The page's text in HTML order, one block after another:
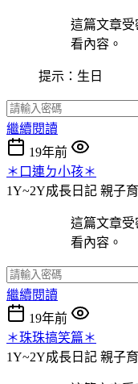
這篇文章
看內容。
提示：生日
繼續閱讀
19年前
＊口連ㄉ小孩＊
1Y~2Y成長日記 親子
這篇文章
看內容。
繼續閱讀
19年前
＊珠珠搞笑篇＊
1Y~2Y成長日記 親子